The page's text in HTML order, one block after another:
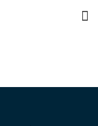
over 2 vakjes
en
handomdraai